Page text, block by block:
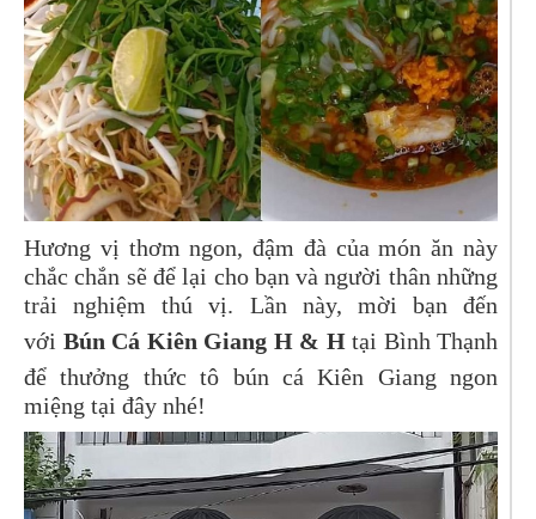
Hương vị thơm ngon, đậm đà của món ăn này
chắc chắn sẽ để lại cho bạn và người thân những
trải nghiệm thú vị. Lần này, mời bạn đến
với Bún Cá Kiên Giang H & Htại Bình Thạnh
để thưởng thức tô bún cá Kiên Giang ngon
miệng tại đây nhé!